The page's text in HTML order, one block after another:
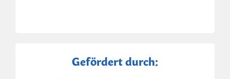
Gefördert durch: